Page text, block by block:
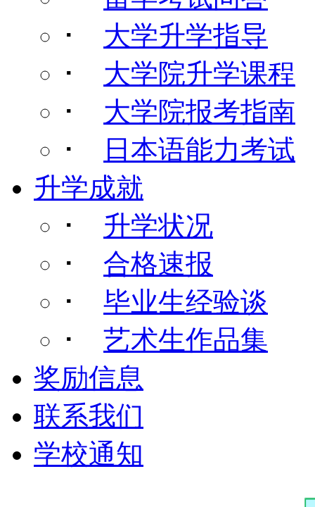
･ 大学升学指导
･ 大学院升学课程
･ 大学院报考指南
･
日本语能力考试
升学成就
･ 升学状况
･ 合格速报
･ 毕业生经验谈
･ 艺术生作品集
奖励信息
联系我们
学校通知